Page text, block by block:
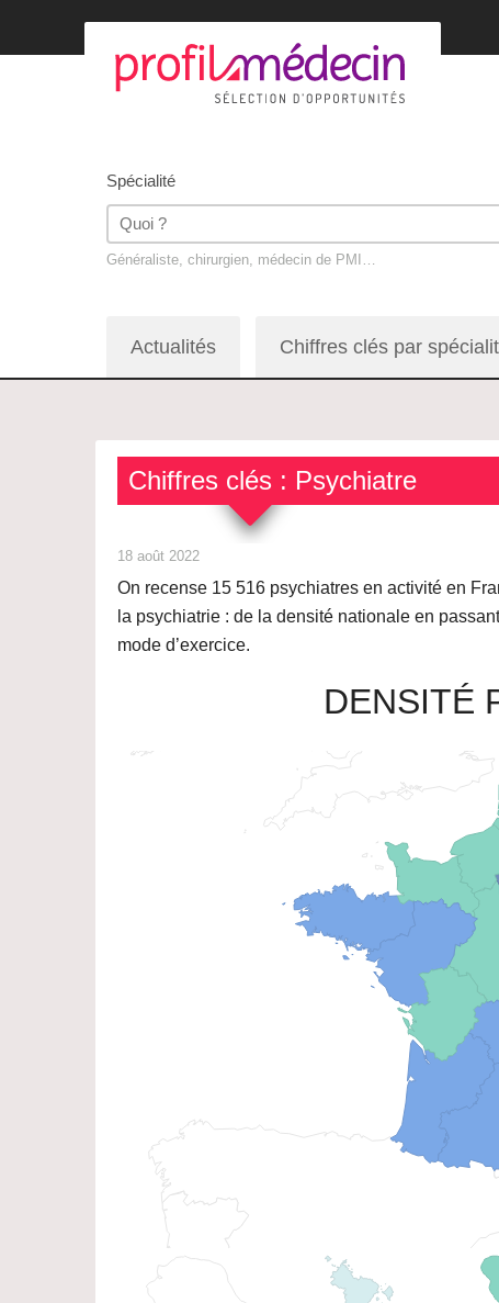
Spécialité
Généraliste, chirurgien, médecin de PMI…
Actualités Chiffres clés par
Chiffres clés : Psychiatre
18 août 2022
On recense 15 516 psychiatres en activité en
la psychiatrie : de la densité nationale en
mode d’exercice.
DENSITÉ